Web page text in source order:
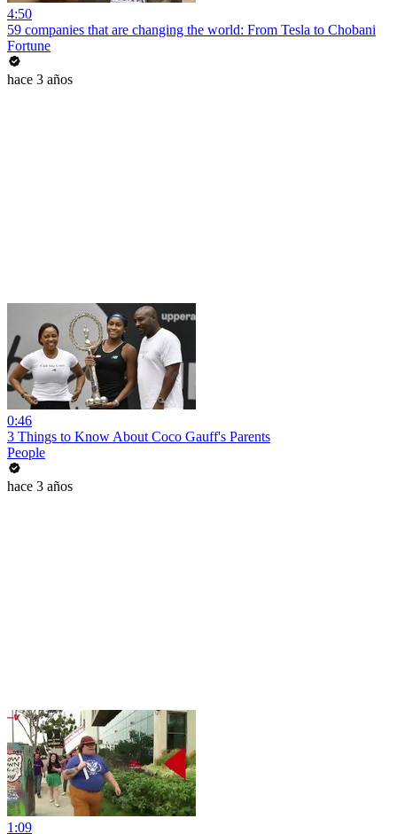
4:50
59 companies that are changing the world: From Tesla to Chobani
Fortune
hace 3 años
0:46
3 Things to Know About Coco Gauff's Parents
People
hace 3 años
1:09